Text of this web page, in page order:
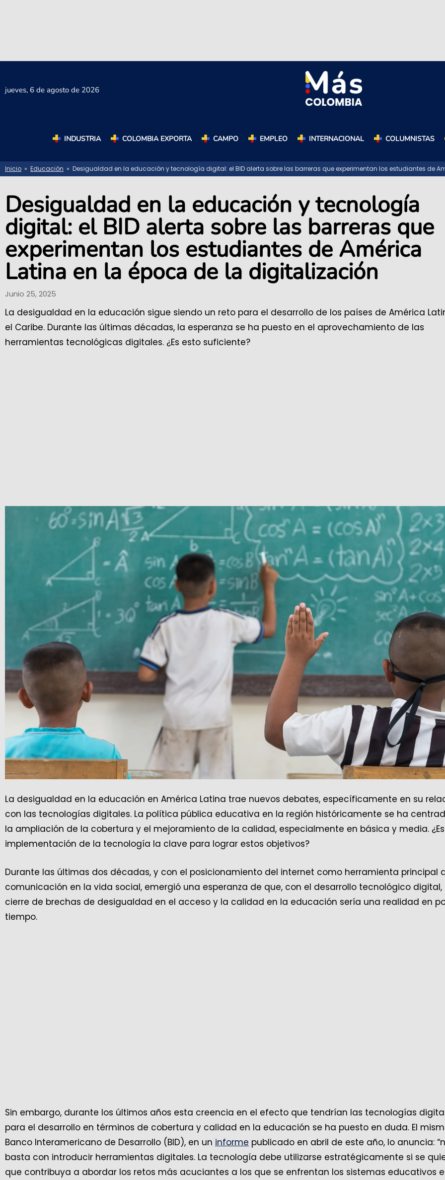
jueves, 6 de agosto de 2026
INDUSTRIA COLOMBIA EXPORTA CAMPO EMPLEO INTERNACIONAL COLUMNISTAS
Inicio » Educación » Desigualdad en la educación y tecnología digital: el BID alerta sobre las barreras que experimentan los estudiantes de
Desigualdad en la educación y tecnología
digital: el BID alerta sobre las barreras que
experimentan los estudiantes de América
Latina en la época de la digitalización
Junio 25, 2025
La desigualdad en la educación sigue siendo un reto para el desarrollo de los países de América
el Caribe. Durante las últimas décadas, la esperanza se ha puesto en el aprovechamiento de las
herramientas tecnológicas digitales. ¿Es esto suficiente?
La desigualdad en la educación en América Latina trae nuevos debates, específicamente en su
con las tecnologías digitales. La política pública educativa en la región históricamente se ha
la ampliación de la cobertura y el mejoramiento de la calidad, especialmente en básica y media.
implementación de la tecnología la clave para lograr estos objetivos?
Durante las últimas dos décadas, y con el posicionamiento del internet como herramienta principal
comunicación en la vida social, emergió una esperanza de que, con el desarrollo tecnológico digital,
cierre de brechas de desigualdad en el acceso y la calidad en la educación sería una realidad en
tiempo.
Sin embargo, durante los últimos años esta creencia en el efecto que tendrían las tecnologías
para el desarrollo en términos de cobertura y calidad en la educación se ha puesto en duda. El
Banco Interamericano de Desarrollo (BID), en un informe publicado en abril de este año, lo anuncia:
basta con introducir herramientas digitales. La tecnología debe utilizarse estratégicamente si se
que contribuya a abordar los retos más acuciantes a los que se enfrentan los sistemas educativos